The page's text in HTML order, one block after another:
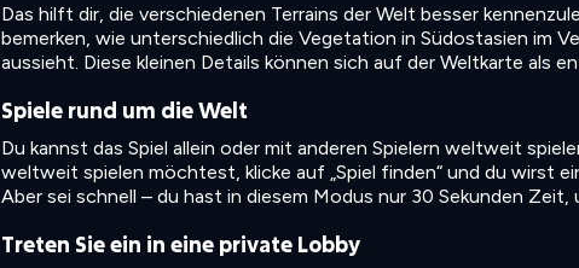
Das hilft dir, die verschiedenen Terrains der Welt besser
bemerken, wie unterschiedlich die Vegetation in Südostasien im
aussieht. Diese kleinen Details können sich auf der Weltkarte als
Spiele rund um die Welt
Du kannst das Spiel allein oder mit anderen Spielern weltweit
weltweit spielen möchtest, klicke auf „Spiel finden“ und du wirst
Aber sei schnell – du hast in diesem Modus nur 30 Sekunden Zeit,
Treten Sie ein in eine private Lobby